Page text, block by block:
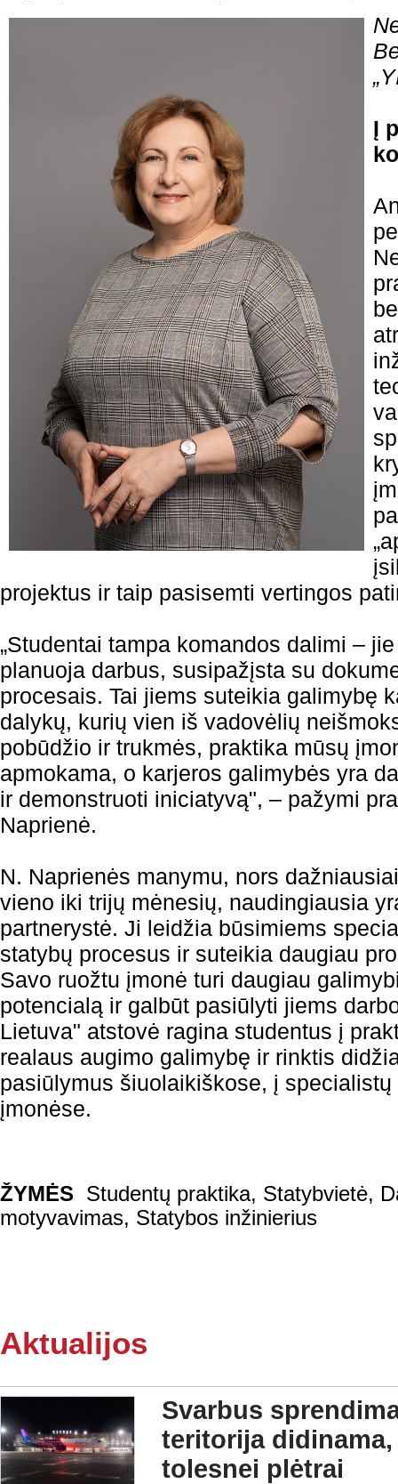
Į
projektus ir taip pasisemti vertingos
„Studentai tampa komandos dalimi –
planuoja darbus, susipažįsta su
procesais. Tai jiems suteikia galimybę
dalykų, kurių vien iš vadovėlių
pobūdžio ir trukmės, praktika mūsų
apmokama, o karjeros galimybės yra
ir demonstruoti iniciatyvą", – pažymi
Naprienė.
N. Naprienės manymu, nors
vieno iki trijų mėnesių, naudingiausia
partnerystė. Ji leidžia būsimiems
statybų procesus ir suteikia daugiau
Savo ruožtu įmonė turi daugiau
potencialą ir galbūt pasiūlyti jiems
Lietuva" atstovė ragina studentus į
realaus augimo galimybę ir rinktis
pasiūlymus šiuolaikiškose, į
įmonėse.
ŽYMĖS Studentų praktika, Statybvietė,
motyvavimas, Statybos inžinierius
Aktualijos
Svarbus
teritorija
tolesnei plėtrai